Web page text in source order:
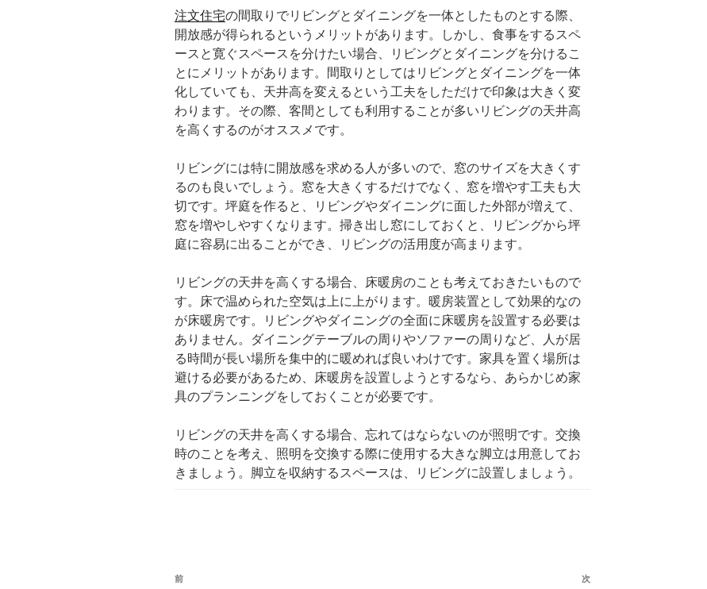
注文住宅の間取りでリビングとダイニングを一体としたものとする際、
開放感が得られるというメリットがあります。しかし、食事をするスペ
ースと寛ぐスペースを分けたい場合、リビングとダイニングを分けるこ
とにメリットがあります。間取りとしてはリビングとダイニングを一体
化していても、天井高を変えるという工夫をしただけで印象は大きく変
わります。その際、客間としても利用することが多いリビングの天井高
を高くするのがオススメです。
リビングには特に開放感を求める人が多いので、窓のサイズを大きくす
るのも良いでしょう。窓を大きくするだけでなく、窓を増やす工夫も大
切です。坪庭を作ると、リビングやダイニングに面した外部が増えて、
窓を増やしやすくなります。掃き出し窓にしておくと、リビングから坪
庭に容易に出ることができ、リビングの活用度が高まります。
リビングの天井を高くする場合、床暖房のことも考えておきたいもので
す。床で温められた空気は上に上がります。暖房装置として効果的なの
が床暖房です。リビングやダイニングの全面に床暖房を設置する必要は
ありません。ダイニングテーブルの周りやソファーの周りなど、人が居
る時間が長い場所を集中的に暖めれば良いわけです。家具を置く場所は
避ける必要があるため、床暖房を設置しようとするなら、あらかじめ家
具のプランニングをしておくことが必要です。
リビングの天井を高くする場合、忘れてはならないのが照明です。交換
時のことを考え、照明を交換する際に使用する大きな脚立は用意してお
きましょう。脚立を収納するスペースは、リビングに設置しましょう。
投
前
前
次
次